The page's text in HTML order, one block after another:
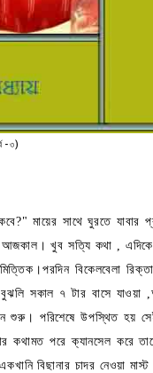
- ৩)
মায়ের সাথে ঘুরতে
খুব সত্যি কথা ,
বিকেলবেলা
সকাল ৭ টার বাসে
শুরু। পরিশেষে উপস্থিত হয়
কথামত পরে ক্যানসেল করে
বিছানার চাদর নেওয়া